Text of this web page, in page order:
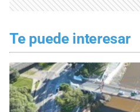
Te puede interesar